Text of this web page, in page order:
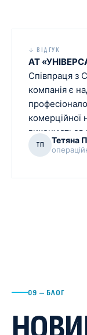
↓ ВІДГУК
АТ
Співпраця з
компанія є
комерційної
виконуються
дотриманням
ТП Тетяна
09 — БЛОГ